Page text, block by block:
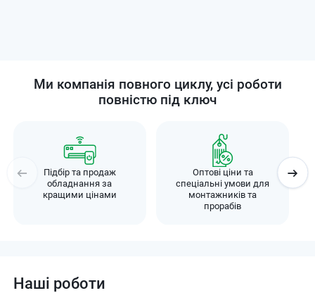
Ми компанія повного циклу, усі роботи
повністю під ключ
Підбір та продаж
обладнання за
кращими цінами
Оптові ціни та
спеціальні умови для
монтажників та
прорабів
Наші роботи